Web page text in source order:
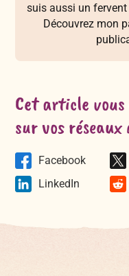
suis aussi un
Découvrez mon
Cet article
sur vos
Facebook
LinkedIn